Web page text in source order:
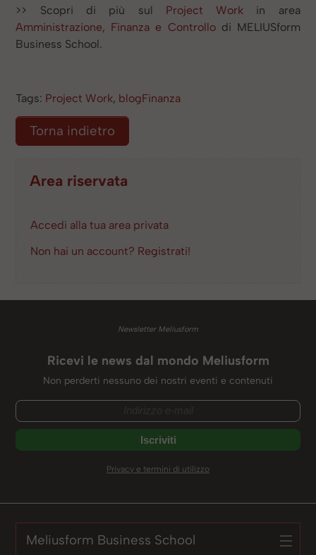
>> Scopri di più sul Project Work in area
Amministrazione, Finanza e Controllodi MELIUSform
Business School.
Tags: Project Work, blogFinanza
Torna indietro
Area riservata
Accedi alla tua area privata
Non hai un account? Registrati!
Newsletter Meliusform
Ricevi le news dal mondo Meliusform
Non perderti nessuno dei nostri eventi e contenuti
Privacy e termini di utilizzo
Meliusform Business School